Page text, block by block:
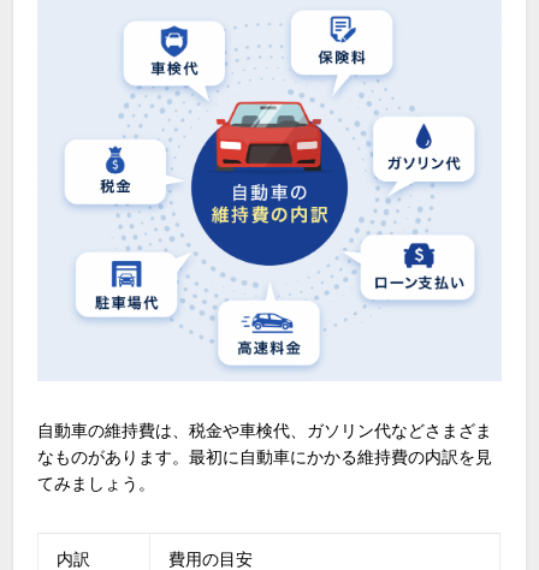
自動車の維持費は、税金や車検代、ガソリン代などさまざま
なものがあります。最初に自動車にかかる維持費の内訳を見
てみましょう。
内訳 費用の目安